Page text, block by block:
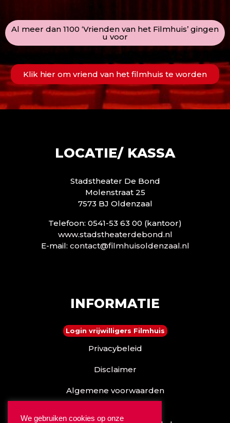
Al meer dan 1100 ‘Vrienden van het Filmhuis’ gingen
u voor
Klik hier om vriend van het filmhuis te worden
LOCATIE/ KASSA
Stadstheater De Bond
Molenstraat 25
7573 BJ Oldenzaal
Telefoon: 0541-53 63 00 (kantoor)
www.stadstheaterdebond.nl
E-mail: contact@filmhuisoldenzaal.nl
INFORMATIE
Login vrijwilligers Filmhuis
Privacybeleid
Disclaimer
Algemene voorwaarden
We gebruiken cookies op onze